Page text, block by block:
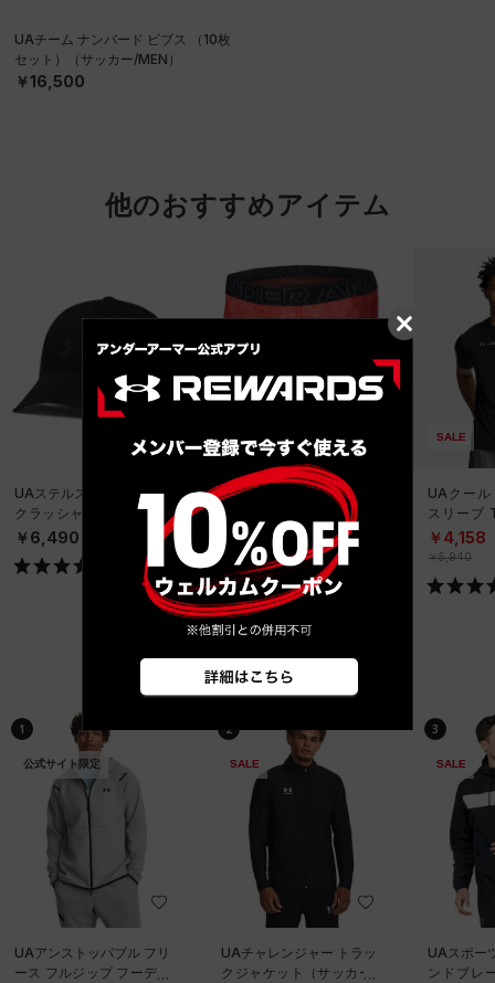
UAチーム ナンバード ビブス （10枚
セット）（サッカー/MEN）
￥16,500
他のおすすめアイテム
UAステルスフォーム アン
クラッシャブル キャップ
（ライフスタイル/UNISE
￥6,490
UAパフォーマンステック
6インチ ノベルティ アン
ダーウェア（トレーニン
グ/MEN）
￥2,970
SALE
UAクール
スリーブ
ーニング/
￥4,158
￥5,940
ベストセラー
1
公式サイト限定
UAアンストッパブル フリ
ース フルジップ フーディ
2
SALE
UAチャレンジャー トラッ
クジャケット（サッカー/
3
SALE
UAスポー
ンドブレ